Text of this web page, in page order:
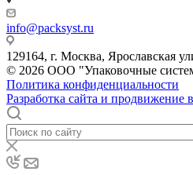
info@packsyst.ru
129164, г. Москва, Ярославская
© 2026 ООО "Упаковочные
Политика конфиденциальности
Разработка сайта и продвижение